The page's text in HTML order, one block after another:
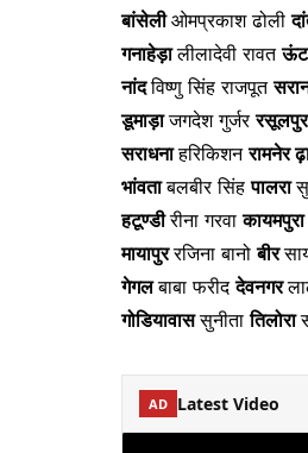
बांसेलीओमप्रकाश ढोली
गनाहेड़ालीलादेवी रावत
नांदविष्णु सिंह राजपूत
डूमाड़ाजगदेश गुर्जर
सराधनाहरिकिशनरामनेर
भांवताबलबीर सिंहपालरा
हटूण्डीरीना गरवाकायमपुरा
मायापुररजिना बानोबीर
गेगलबाबा फरीददेवनगर
गोडियावाससुनीतातिलोरा
AD Latest Video